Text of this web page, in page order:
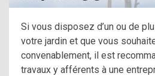
Si vous disposez d’un ou de
votre jardin et que vous
convenablement, il est
travaux y afférents à une